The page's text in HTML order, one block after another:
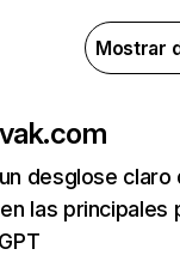
Mostrar
desglose
las principales